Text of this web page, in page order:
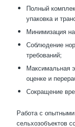
Полный
упаковка и
Минимизация
Соблюдение
требований;
Максимальная
оценке и
Сокращение
Работа с
сельхозобъектов